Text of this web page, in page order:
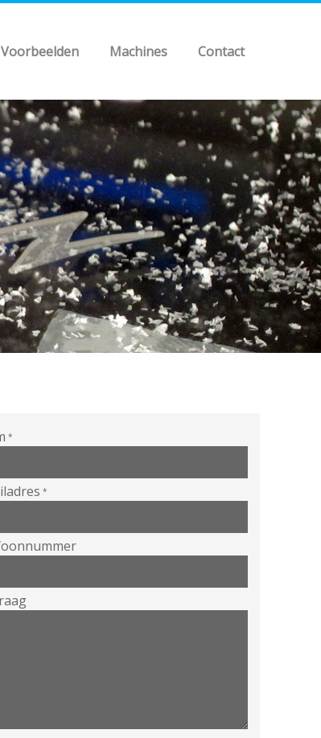
Voorbeelden Machines Contact
*
*